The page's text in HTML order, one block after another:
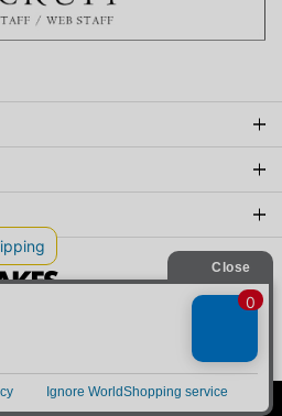
co.,ltd .All rights reserved